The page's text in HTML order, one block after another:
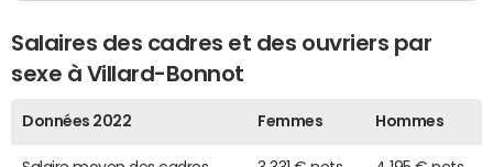
Salaires des cadres et des ouvriers par
sexe à Villard-Bonnot
Données 2022 Femmes Hommes